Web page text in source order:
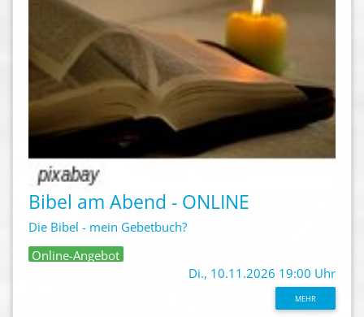
Bibel am Abend - ONLINE
Die Bibel - mein Gebetbuch?
Online-Angebot
Di., 10.11.2026 19:00 Uhr
MEHR